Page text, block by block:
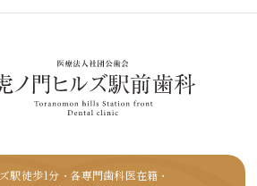
駅徒歩1分 ・各専門歯科医在籍 ・